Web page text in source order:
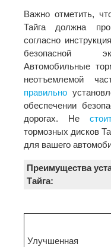
Важно отметить,
Тайга должна
согласно
безопасной
Автомобильные
неотъемлемой
правильно
обеспечении
дорогах. Не
тормозных дисков
для вашего
Преимущества
Тайга:
Улучшенная